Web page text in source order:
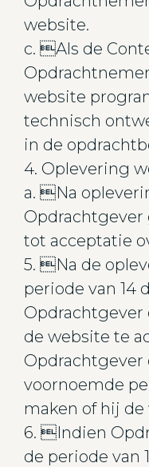
website.
c. Als de
website
technisch
in de
4. Oplevering
a. Na
Opdrachtgever
tot acceptatie
5. Na de
periode van 14
de website te
voornoemde
maken of hij
6. Indien
de periode van